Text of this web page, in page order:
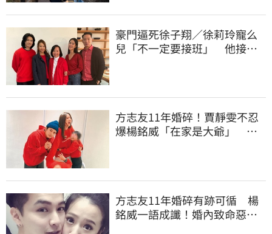
豪門逼死徐子翔／徐莉玲寵么
兒「不一定要接班」 他接手
方志友11年婚碎！賈靜雯不忍
爆楊銘威「在家是大爺」 洩
方志友11年婚碎有跡可循 楊
銘威一語成讖！婚內致命惡習